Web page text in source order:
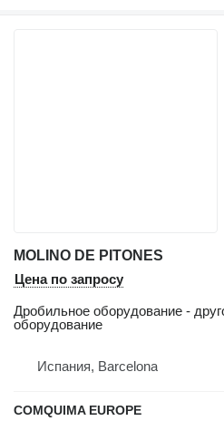
MOLINO DE PITONES
Цена по запросу
Дробильное оборудование -
оборудование
Испания, Barcelona
COMQUIMA EUROPE